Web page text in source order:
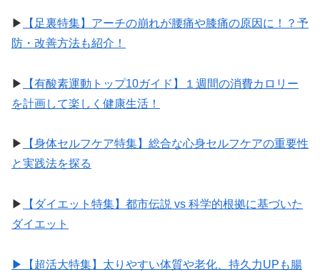
▶︎
【足裏特集】アーチの崩れが腰痛や膝痛の原因に！？予
防・改善方法も紹介！
▶︎
【有酸素運動トップ10ガイド】１週間の消費カロリー
を計画して楽しく健康生活！
▶︎
【身体セルフケア特集】総合な心身セルフケアの重要性
と実践法を探る
▶︎
【ダイエット特集】都市伝説 vs 科学的根拠に基づいた
ダイエット
▶︎【超活大特集】太りやすい体質や老化、持久力UPも腸